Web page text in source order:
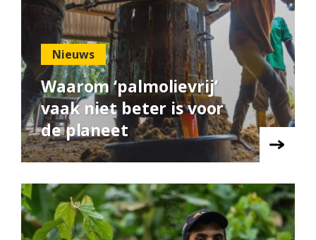
Nieuws
Waarom ‘palmolievrij’
vaak niet beter is voor
de planeet